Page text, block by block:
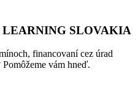
LEARNING SLOVAKIA
financovaní cez úrad
vám hneď.